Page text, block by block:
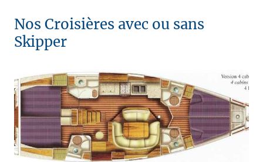
Nos Croisières avec ou sans
Skipper